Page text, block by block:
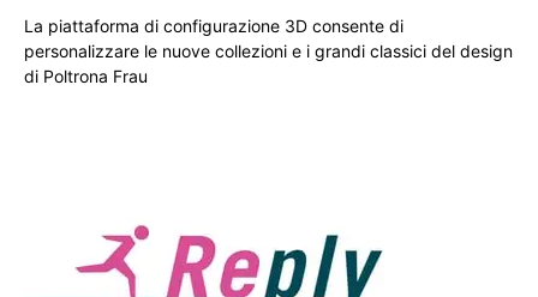
La piattaforma di configurazione 3D consente di
personalizzare le nuove collezioni e i grandi classici del design
di Poltrona Frau